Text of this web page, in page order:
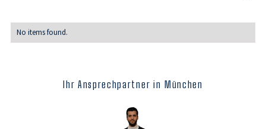
No items found.
Ihr Ansprechpartner in München